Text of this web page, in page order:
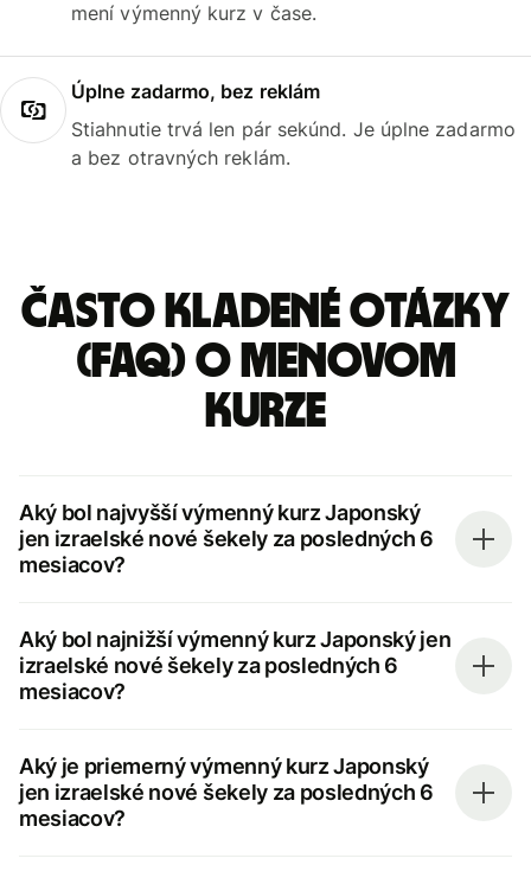
mení výmenný kurz v čase.
Úplne zadarmo, bez reklám
Stiahnutie trvá len pár sekúnd. Je úplne zadarmo
a bez otravných reklám.
Často kladené otázky
(FAQ) o menovom
kurze
Aký bol najvyšší výmenný kurz Japonský
jen izraelské nové šekely za posledných 6
mesiacov?
Aký bol najnižší výmenný kurz Japonský jen
izraelské nové šekely za posledných 6
mesiacov?
Aký je priemerný výmenný kurz Japonský
jen izraelské nové šekely za posledných 6
mesiacov?